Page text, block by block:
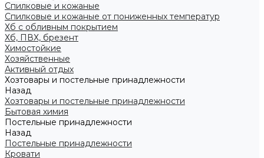
Спилковые и кожаные
Спилковые и кожаные от пониженных температур
Хб с обливным покрытием
Хб, ПВХ, брезент
Химостойкие
Хозяйственные
Активный отдых
Хозтовары и постельные принадлежности
Назад
Хозтовары и постельные принадлежности
Бытовая химия
Постельные принадлежности
Назад
Постельные принадлежности
Кровати